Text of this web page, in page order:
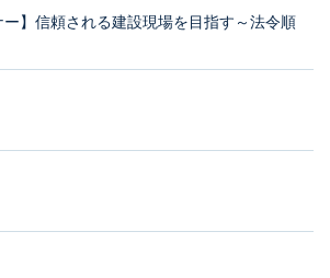
ー】信頼される建設現場を目指す～法令順